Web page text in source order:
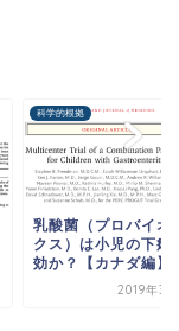
科学的根拠
乳酸菌（プロバイオ
クス）は小児の下痢
効か？【カナダ編】
2019年3